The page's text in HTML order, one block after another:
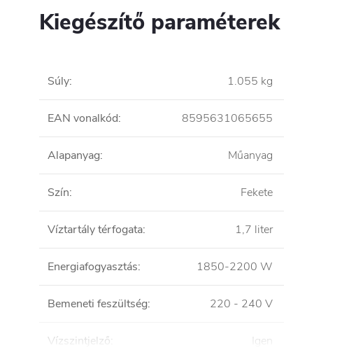
Kiegészítő paraméterek
Súly: 1.055 kg
EAN vonalkód: 8595631065655
Alapanyag: Műanyag
Szín: Fekete
Víztartály térfogata: 1,7 liter
Energiafogyasztás: 1850-2200 W
Bemeneti feszültség: 220 - 240 V
Vízszintjelző: Igen